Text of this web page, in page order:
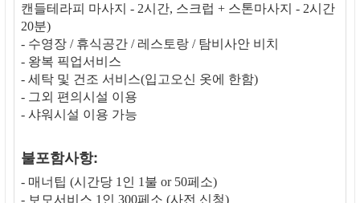
캔들테라피 마사지 - 2시간, 스크럽 + 스톤마사지 - 2시간
20분)
- 수영장 / 휴식공간 / 레스토랑 / 탐비사안 비치
- 왕복 픽업서비스
- 세탁 및 건조 서비스(입고오신 옷에 한함)
- 그외 편의시설 이용
- 샤워시설 이용 가능
불포함사항:
- 매너팁 (시간당 1인 1불 or 50페소)
- 보모서비스 1인 300페소 (사전 신청)